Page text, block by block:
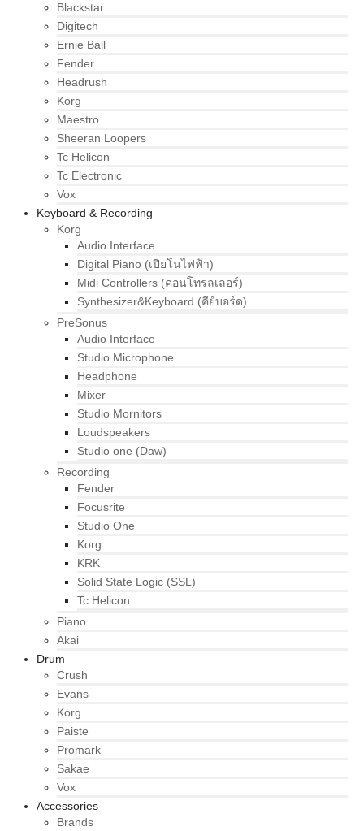
Blackstar
Digitech
Ernie Ball
Fender
Headrush
Korg
Maestro
Sheeran Loopers
Tc Helicon
Tc Electronic
Vox
Keyboard & Recording
Korg
Audio Interface
Digital Piano (เปียโนไฟฟ้า)
Midi Controllers (คอนโทรลเลอร์)
Synthesizer&Keyboard (คีย์บอร์ด)
PreSonus
Audio Interface
Studio Microphone
Headphone
Mixer
Studio Mornitors
Loudspeakers
Studio one (Daw)
Recording
Fender
Focusrite
Studio One
Korg
KRK
Solid State Logic (SSL)
Tc Helicon
Piano
Akai
Drum
Crush
Evans
Korg
Paiste
Promark
Sakae
Vox
Accessories
Brands